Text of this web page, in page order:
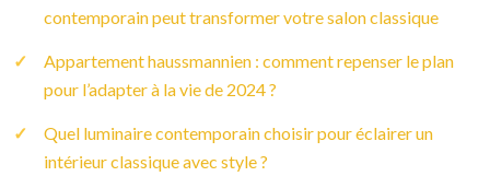
contemporain peut transformer votre salon classique
Appartement haussmannien : comment repenser le plan
pour l’adapter à la vie de 2024 ?
Quel luminaire contemporain choisir pour éclairer un
intérieur classique avec style ?